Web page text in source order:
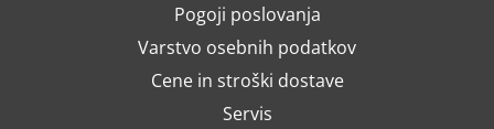
Pogoji poslovanja
Varstvo osebnih podatkov
Cene in stroški dostave
Servis